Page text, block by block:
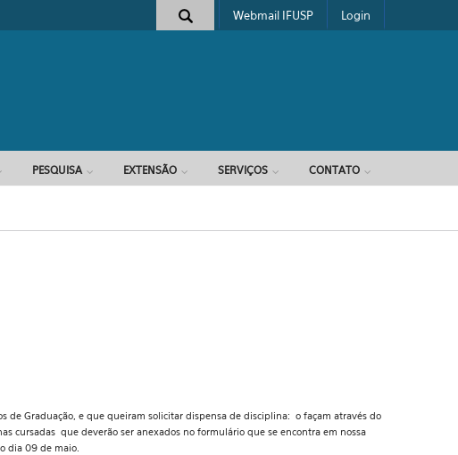
de busca
Webmail IFUSP Login
PESQUISA EXTENSÃO SERVIÇOS CONTATO
de Graduação, e que queiram solicitar dispensa de disciplina: o façam através do
cursadas que deverão ser anexados no formulário que se encontra em nossa
dia 09 de maio.